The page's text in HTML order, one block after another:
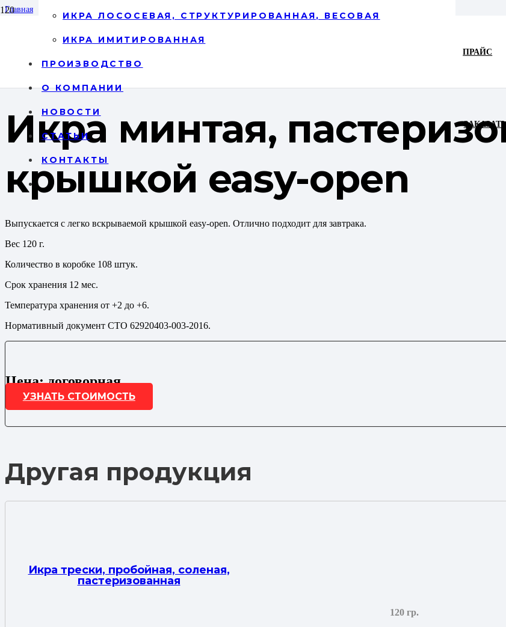
ИКРА ЛОСОСЕВАЯ, СТРУКТУРИРОВАННАЯ, ВЕСОВАЯ
ИКРА ИМИТИРОВАННАЯ
ПРОИЗВОДСТВО
О КОМПАНИИ
НОВОСТИ
СТАТЬИ
КОНТАКТЫ
ПРАЙС
Главная
Икра минтая, пастеризованная с крышкой easy-open
Икра минтая,
крышкой easy-open
Выпускается с легко вскрываемой крышкой easy-open. Отлично подходит для завтрака.
Вес 120 г.
Количество в коробке 108 штук.
Срок хранения 12 мес.
Температура хранения от +2 до +6.
Нормативный документ СТО 62920403-003-2016.
Цена: договорная
УЗНАТЬ СТОИМОСТЬ
Другая продукция
Икра трески, пробойная, соленая,
пастеризованная
120 гр.